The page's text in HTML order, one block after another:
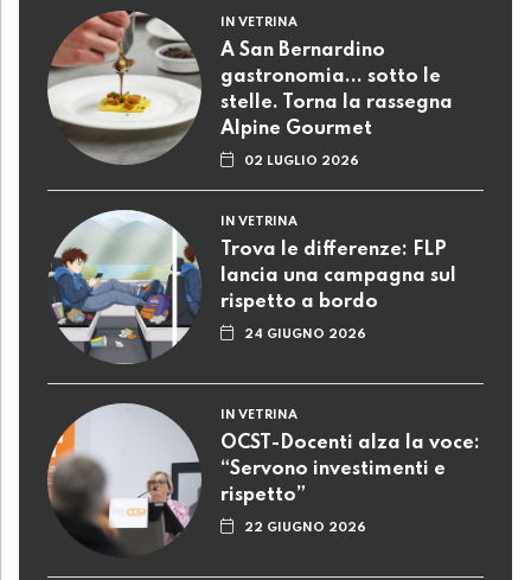
IN VETRINA
A San Bernardino
gastronomia... sotto le
stelle. Torna la rassegna
Alpine Gourmet
02 LUGLIO 2026
IN VETRINA
Trova le differenze: FLP
lancia una campagna sul
rispetto a bordo
24 GIUGNO 2026
IN VETRINA
OCST-Docenti alza la voce:
“Servono investimenti e
rispetto”
22 GIUGNO 2026